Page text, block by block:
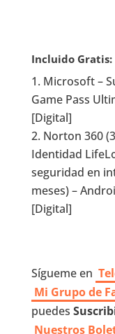
Incluido Gratis:
Microsoft –
Game Pass
[Digital]
Norton 360
Identidad
seguridad en
meses) –
[Digital]
Sígueme en
Mi Grupo de
puedes
Nuestros